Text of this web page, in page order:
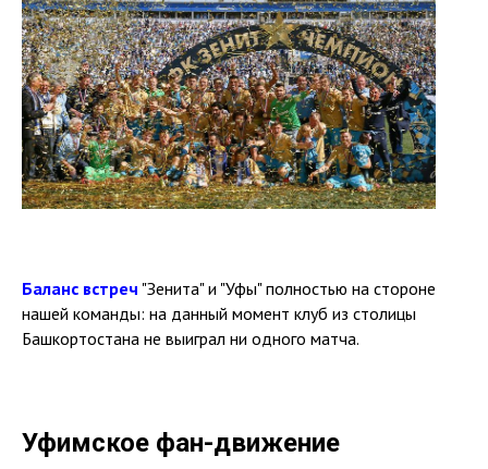
Баланс встреч "Зенита" и "Уфы" полностью на стороне
нашей команды: на данный момент клуб из столицы
Башкортостана не выиграл ни одного матча.
Уфимское фан-движение